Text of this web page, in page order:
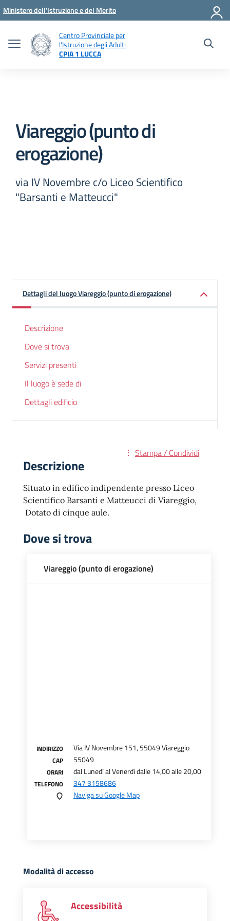
Vai ai contenuti
Vai al menu di navigazione
Vai al footer
Ministero dell'Istruzione e del Merito
Centro Provinciale per
l'Istruzione degli Adulti
CPIA 1 LUCCA
Viareggio (punto di
erogazione)
via IV Novembre c/o Liceo Scientifico
"Barsanti e Matteucci"
Dettagli del luogo Viareggio (punto di erogazione)
Descrizione
Dove si trova
Servizi presenti
Il luogo è sede di
Dettagli edificio
Stampa / Condividi
Descrizione
Situato in edifico indipendente presso Liceo
Scientifico Barsanti e Matteucci di Viareggio,
Dotato di cinque aule.
Dove si trova
Viareggio (punto di erogazione)
INDIRIZZO Via IV Novembre 151, 55049 Viareggio
CAP 55049
ORARI dal Lunedì al Venerdì dalle 14,00 alle 20,00
TELEFONO
347 3158686
Naviga su Google Map
Modalità di accesso
Accessibilità